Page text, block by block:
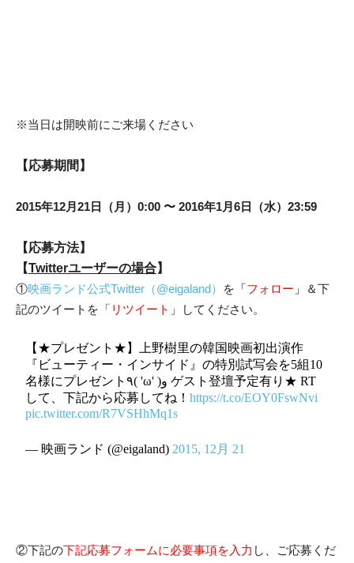
※当日は開映前にご来場ください
【応募期間】
2015年12月21日（月）0:00 〜 2016年1月6日（水）23:59
【応募方法】
【Twitterユーザーの場合】
①映画ランド公式Twitter（@eigaland） を 「フォロー 」
＆下
記のツイートを「 リツイート 」してください。
【★プレゼント★】上野樹里の韓国映画初出演作
『ビューティー・インサイド』の特別試写会を5組10
名様にプレゼント٩( 'ω' )و ゲスト登壇予定有り★ RT
して、下記から応募してね！https://t.co/EOY0FswNvi
pic.twitter.com/R7VSHhMq1s
— 映画ランド (@eigaland) 2015, 12月 21
②下記の下記応募フォームに必要事項を入力 し、ご応募くだ